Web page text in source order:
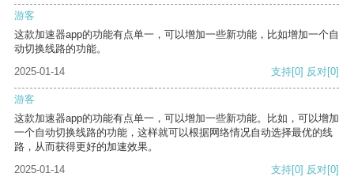
游客
这款加速器app的功能有点单一，可以增加一些新功能，比如增加一个自
动切换线路的功能。
2025-01-14
支持[0] 反对[0]
游客
这款加速器app的功能有点单一，可以增加一些新功能。比如，可以增加
一个自动切换线路的功能，这样就可以根据网络情况自动选择最优的线
路，从而获得更好的加速效果。
2025-01-14
支持[0] 反对[0]